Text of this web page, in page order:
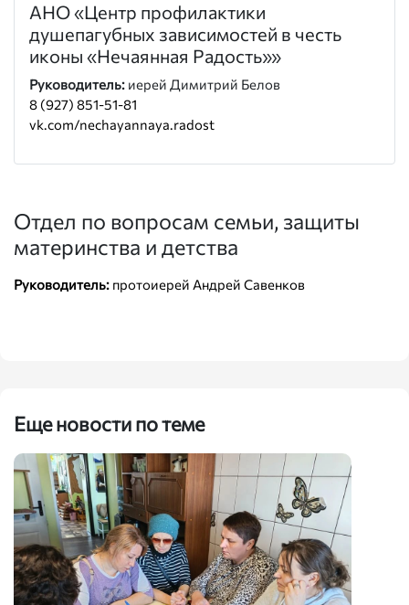
АНО «Центр профилактики
душепагубных зависимостей в честь
иконы «Нечаянная Радость»»
Руководитель: иерей Димитрий Белов
8 (927) 851-51-81
vk.com/nechayannaya.radost
Отдел по вопросам семьи, защиты
материнства и детства
Руководитель: протоиерей Андрей Савенков
Еще новости по теме